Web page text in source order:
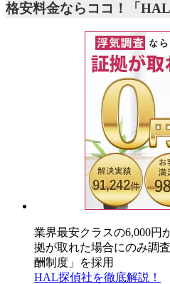
格安料金ならココ！「HAL
業界最安クラスの6,000円
拠が取れた場合にのみ調
酬制度」を採用
HAL探偵社を徹底解説！